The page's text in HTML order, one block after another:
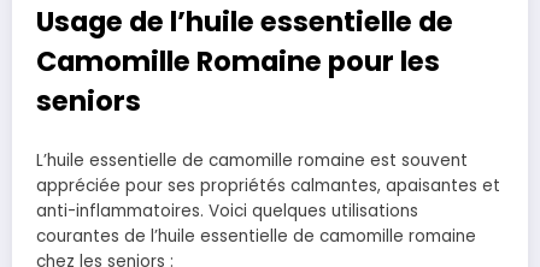
Usage de l’huile essentielle de
Camomille Romaine pour les
seniors
L’huile essentielle de camomille romaine est souvent
appréciée pour ses propriétés calmantes, apaisantes et
anti-inflammatoires. Voici quelques utilisations
courantes de l’huile essentielle de camomille romaine
chez les seniors :